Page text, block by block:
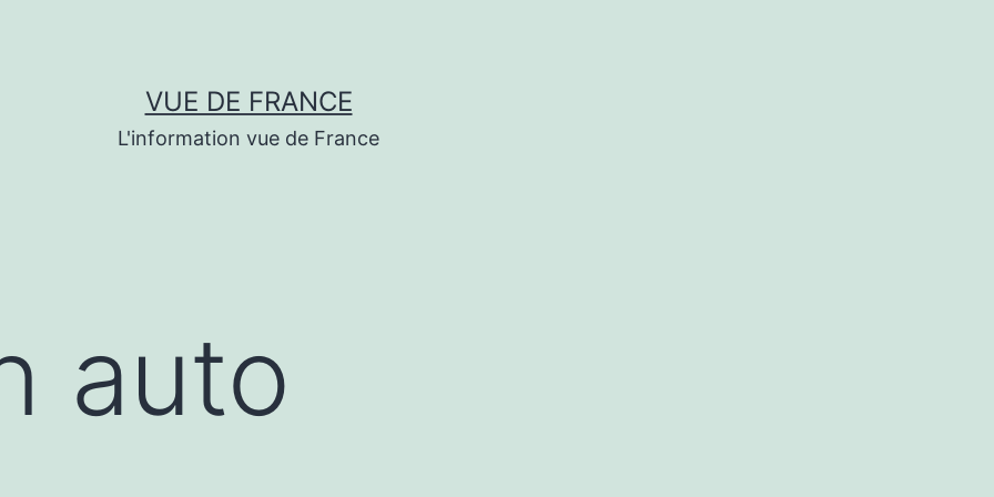
VUE DE FRANCE
L'information vue de France
auto